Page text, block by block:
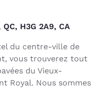
H3G 2A9, CA
du centre-ville de
vous trouverez tout
du Vieux-
Royal. Nous sommes